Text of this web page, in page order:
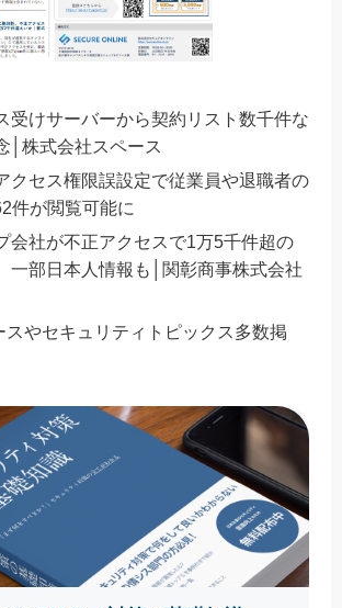
受けサーバーから契約リスト数千件な
│株式会社スペース
クセス権限誤設定で従業員や退職者の
件が閲覧可能に
会社が不正アクセスで1万5千件超の
一部日本人情報も│関彰商事株式会社
スやセキュリティトピックス多数掲